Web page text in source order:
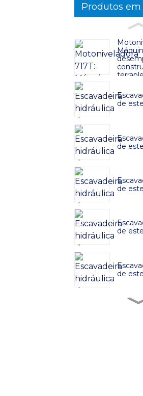
Produtos
de
de
de
de
de